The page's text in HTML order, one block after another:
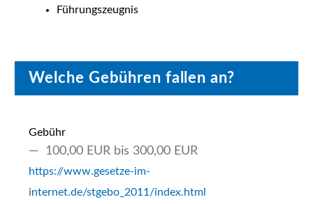
Führungszeugnis
Welche Gebühren fallen an?
Gebühr
100,00 EUR bis 300,00 EUR
https://www.gesetze-im-
internet.de/stgebo_2011/index.html